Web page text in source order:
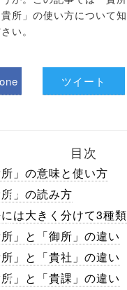
所」の使い方について
い。
on
ツイート
目次
所」の意味と使い方
所」の読み方
は大きく分けて3種類
所」と「御所」の違い
所」と「貴社」の違い
所」と「貴課」の違い